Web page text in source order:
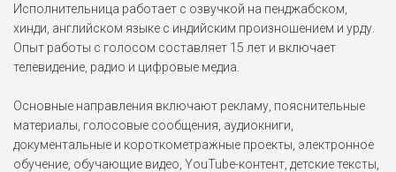
Исполнительница работает с озвучкой на пенджабском,
хинди, английском языке с индийским произношением и урду.
Опыт работы с голосом составляет 15 лет и включает
телевидение, радио и цифровые медиа.
Основные направления включают рекламу, пояснительные
материалы, голосовые сообщения, аудиокниги,
документальные и короткометражные проекты, электронное
обучение, обучающие видео, YouTube-контент, детские тексты,